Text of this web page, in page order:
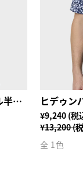
フローラルマーク ストレッチライル半袖シャツ
¥13,200 (
¥9,240 (税
全 1色